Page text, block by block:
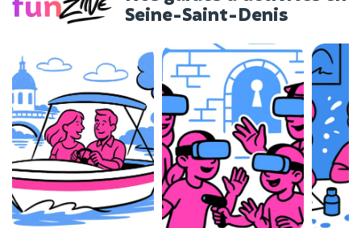
Seine-Saint-Denis